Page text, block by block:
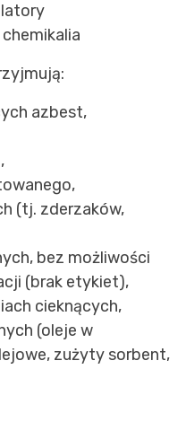
azbest,
(tj. zderzaków,
bez możliwości
(brak etykiet),
cieknących,
(oleje w
zużyty sorbent,